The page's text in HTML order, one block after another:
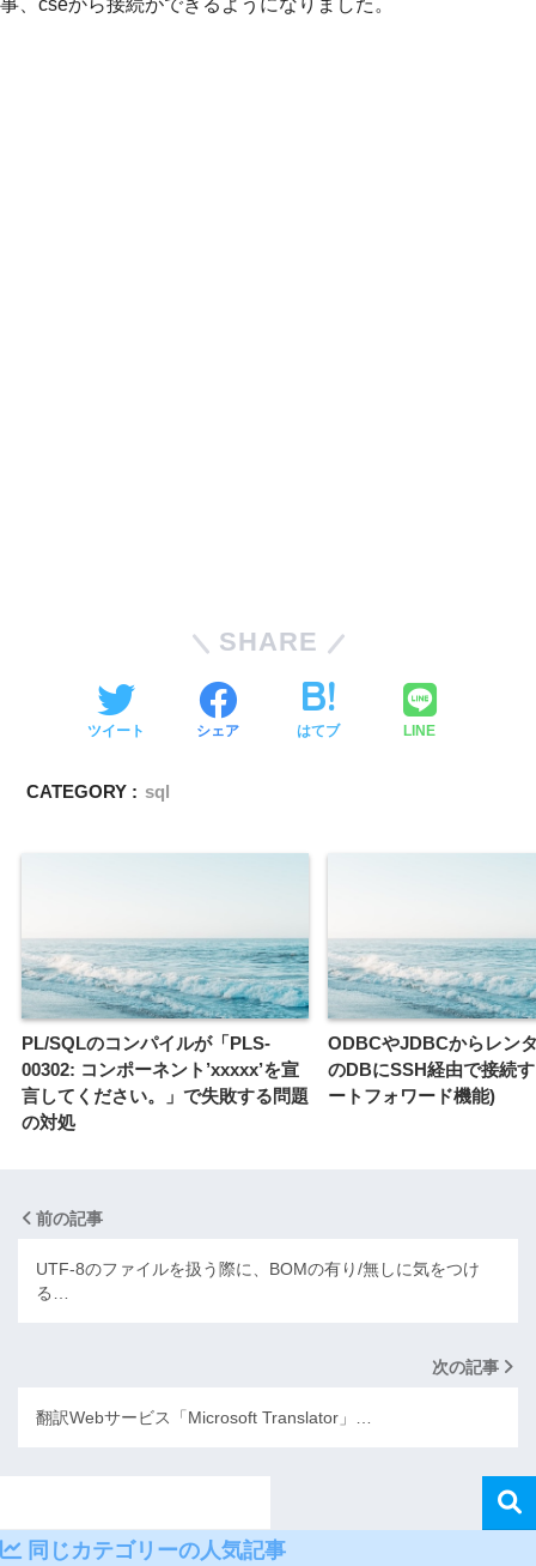
SHARE
ツイート シェア はてブ LINE
CATEGORY : sql
PL/SQLのコンパイルが「PLS-
00302: コンポーネント’xxxxx’を宣
言してください。」で失敗する問題
の対処
ODBCやJDBCからレン
のDBにSSH経由で接続
ートフォワード機能)
前の記事
UTF-8のファイルを扱う際に、BOMの有り/無しに気をつけ
る…
次の記事
翻訳Webサービス「Microsoft Translator」…
同じカテゴリーの人気記事